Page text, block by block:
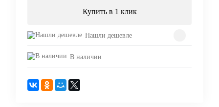
Купить в 1 клик
Нашли дешевле
В наличии